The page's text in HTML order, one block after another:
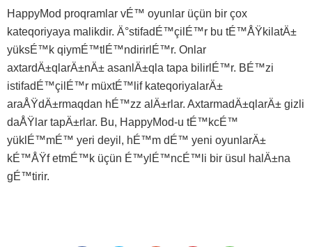
HappyMod proqramlar vÉ™ oyunlar üçün bir çox
kateqoriyaya malikdir. Ä°stifadÉ™çilÉ™r bu tÉ™ÅŸkilatÄ±
yüksÉ™k qiymÉ™tlÉ™ndirirlÉ™r. Onlar
axtardÄ±qlarÄ±nÄ± asanlÄ±qla tapa bilirlÉ™r. BÉ™zi
istifadÉ™çilÉ™r müxtÉ™lif kateqoriyalarÄ±
araÅŸdÄ±rmaqdan hÉ™zz alÄ±rlar. AxtarmadÄ±qlarÄ± gizli
daÅŸlar tapÄ±rlar. Bu, HappyMod-u tÉ™kcÉ™
yüklÉ™mÉ™ yeri deyil, hÉ™m dÉ™ yeni oyunlarÄ±
kÉ™ÅŸf etmÉ™k üçün É™ylÉ™ncÉ™li bir üsul halÄ±na
gÉ™tirir.